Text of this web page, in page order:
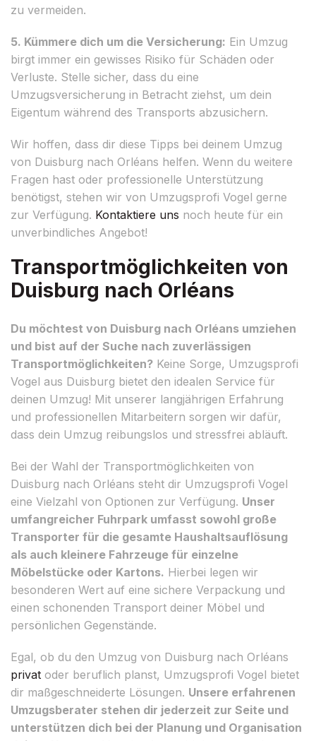
zu vermeiden.
5. Kümmere dich um die Versicherung: Ein Umzug
birgt immer ein gewisses Risiko für Schäden oder
Verluste. Stelle sicher, dass du eine
Umzugsversicherung in Betracht ziehst, um dein
Eigentum während des Transports abzusichern.
Wir hoffen, dass dir diese Tipps bei deinem Umzug
von Duisburg nach Orléans helfen. Wenn du weitere
Fragen hast oder professionelle Unterstützung
benötigst, stehen wir von Umzugsprofi Vogel gerne
zur Verfügung. Kontaktiere uns noch heute für ein
unverbindliches Angebot!
Transportmöglichkeiten von
Duisburg nach Orléans
Du möchtest von Duisburg nach Orléans umziehen
und bist auf der Suche nach zuverlässigen
Transportmöglichkeiten? Keine Sorge, Umzugsprofi
Vogel aus Duisburg bietet den idealen Service für
deinen Umzug! Mit unserer langjährigen Erfahrung
und professionellen Mitarbeitern sorgen wir dafür,
dass dein Umzug reibungslos und stressfrei abläuft.
Bei der Wahl der Transportmöglichkeiten von
Duisburg nach Orléans steht dir Umzugsprofi Vogel
eine Vielzahl von Optionen zur Verfügung. Unser
umfangreicher Fuhrpark umfasst sowohl große
Transporter für die gesamte Haushaltsauflösung
als auch kleinere Fahrzeuge für einzelne
Möbelstücke oder Kartons. Hierbei legen wir
besonderen Wert auf eine sichere Verpackung und
einen schonenden Transport deiner Möbel und
persönlichen Gegenstände.
Egal, ob du den Umzug von Duisburg nach Orléans
privat oder beruflich planst, Umzugsprofi Vogel bietet
dir maßgeschneiderte Lösungen. Unsere erfahrenen
Umzugsberater stehen dir jederzeit zur Seite und
unterstützen dich bei der Planung und Organisation